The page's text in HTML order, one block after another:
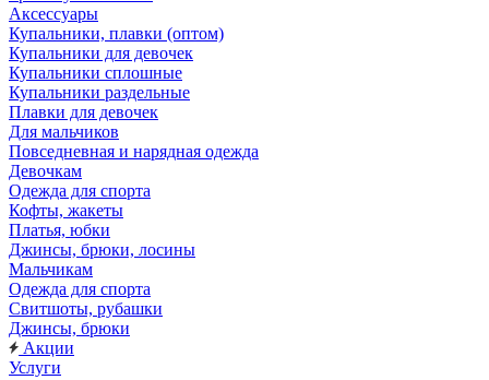
Аксессуары
Купальники, плавки (оптом)
Купальники для девочек
Купальники сплошные
Купальники раздельные
Плавки для девочек
Для мальчиков
Повседневная и нарядная одежда
Девочкам
Одежда для спорта
Кофты, жакеты
Платья, юбки
Джинсы, брюки, лосины
Мальчикам
Одежда для спорта
Свитшоты, рубашки
Джинсы, брюки
Акции
Услуги